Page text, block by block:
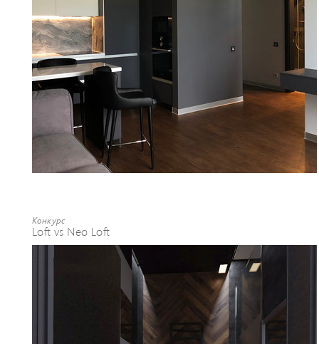
Конкурс
Loft vs Neo Loft